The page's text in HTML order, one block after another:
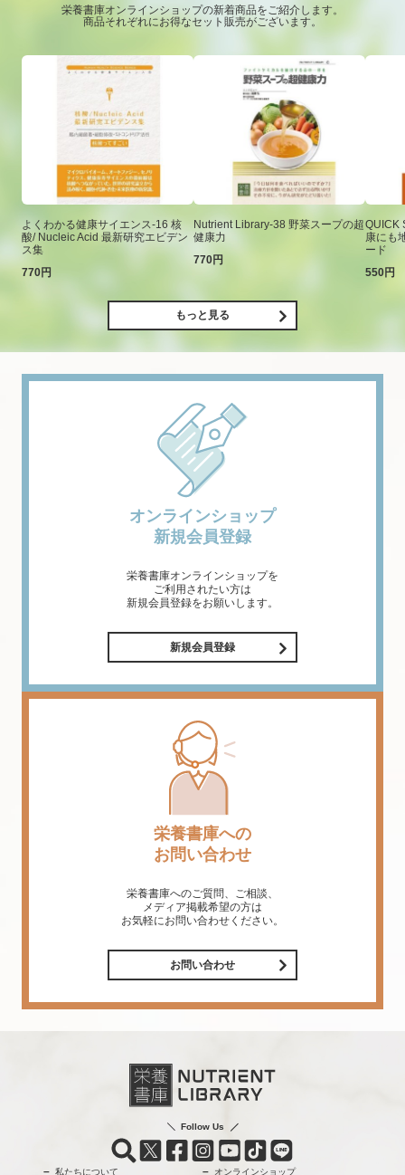
栄養書庫オンラインショップの新着商品をご紹介します。
商品それぞれにお得なセット販売がございます。
よくわかる健康サイエンス-16 核
酸/ Nucleic Acid 最新研究エビデン
ス集
770円
Nutrient Library-38 野菜スープの超
健康力
770円
QUICK
康にも
ード
550円
もっと見る
オンラインショップ
新規会員登録
栄養書庫オンラインショップを
ご利用されたい方は
新規会員登録をお願いします。
新規会員登録
栄養書庫への
お問い合わせ
栄養書庫へのご質問、ご相談、
メディア掲載希望の方は
お気軽にお問い合わせください。
お問い合わせ
Follow Us
私たちについて オンラインショップ